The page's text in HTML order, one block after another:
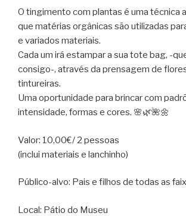
O tingimento com plantas é uma técnica
que matérias orgânicas são utilizadas
e variados materiais.
Cada um irá estampar a sua tote bag, -
consigo-, através da prensagem de
tintureiras.
Uma oportunidade para brincar com
intensidade, formas e cores. 🌸🌿🌺🌼
Valor: 10,00€/ 2 pessoas
(inclui materiais e lanchinho)
Público-alvo: Pais e filhos de todas as
Local: Pátio do Museu